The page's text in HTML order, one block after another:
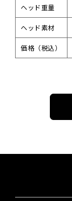
ヘッド重量
ヘッド素材
価格（税込）